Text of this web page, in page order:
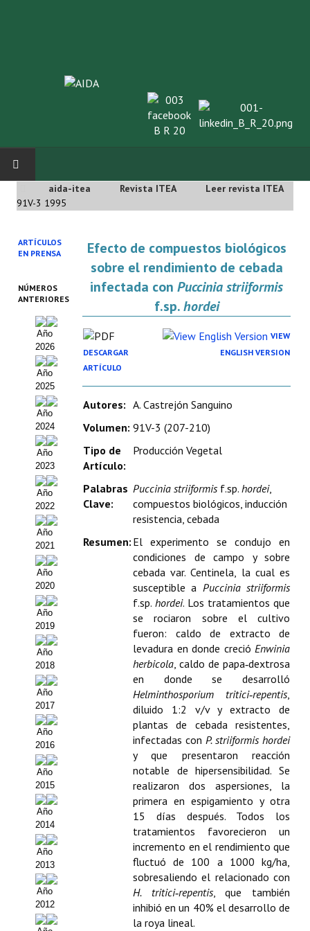
INICIO
Asociación AIDA
Cincuentenario AIDA
Organigrama
Estatutos
Hacerse socio
Noticias
Galería de Fotos
Web AIDA 2.0
REVISTA ITEA
Presentación ITEA
Equipo Editorial
Leer revista ITEA
Directrices para autores/as
Políticas Editoriales
Propuesta Volumen Especial
Sello Calidad FECYT
Premio Prensa Agraria
Buscador de Artículos
JORNADAS AIDA
Presentación Jornadas
Comunicaciones
Jornadas PAM 2026
Premio Jóvenes Investigadores
aida-itea Revista ITEA
Leer revista ITEA
91V-3 1995
ARTÍCULOS
EN PRENSA
NÚMEROS
ANTERIORES
Año
2026
Año
2025
Año
2024
Año
2023
Año
2022
Año
2021
Año
2020
Año
2019
Año
2018
Año
2017
Año
2016
Año
2015
Año
2014
Año
2013
Año
2012
Efecto de compuestos biológicos
sobre el rendimiento de cebada
infectada con Puccinia striiformis
f.sp.hordei
DESCARGAR
ARTÍCULO
VIEW
ENGLISH VERSION
Autores: A. Castrejón Sanguino
Volumen: 91V-3 (207-210)
Tipo de
Artículo:
Producción Vegetal
Palabras
Clave:
Puccinia striiformis f.sp. hordei,
compuestos biológicos, inducción
resistencia, cebada
Resumen: El experimento se condujo en
condiciones de campo y sobre
cebada var. Centinela, la cual es
susceptible a Puccinia striiformis
f.sp. hordei. Los tratamientos que
se rociaron sobre el cultivo
fueron: caldo de extracto de
levadura en donde creció Enwinia
herbicola, caldo de papa‑dextrosa
en donde se desarrolló
Helminthosporium tritici‑repentis,
diluido 1:2 v/v y extracto de
plantas de cebada resistentes,
infectadas con P. striiformis hordei
y que presentaron reacción
notable de hipersensibilidad. Se
realizaron dos aspersiones, la
primera en espigamiento y otra
15 días después. Todos los
tratamientos favorecieron un
incremento en el rendimiento que
fluctuó de 100 a 1000 kg/ha,
sobresaliendo el relacionado con
H. tritici‑repentis, que también
inhibió en un 40% el desarrollo de
la roya lineal.